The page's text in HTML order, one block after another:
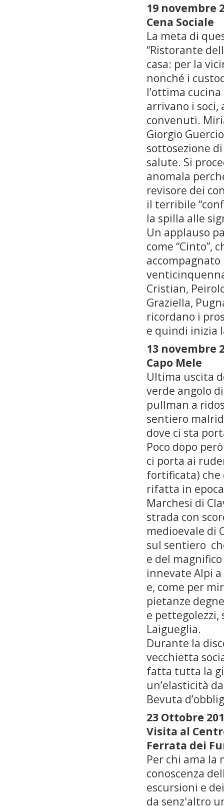
19 novembre
Cena Sociale
La meta di
“Ristorante
casa: per la
nonché i
l’ottima
arrivano i soci,
convenuti.
Giorgio
sottosezione
salute. Si
anomala
revisore dei
il terribile
la spilla alle
Un applauso
come
Cristian,
Graziella,
ricordano i
e quindi inizia
13 novembre
Capo Mele
Ultima uscita
verde angolo
pullman a
sentiero
dove ci sta
Poco dopo
ci porta ai
fortificata) che
rifatta in
Marchesi di
strada con
medioevale di
sul sentiero
e del
innevate Alpi
e, come per
pietanze
e pettegolezzi,
Laigueglia.
Durante la
vecchietta
fatta tutta la
un’elasticità
Bevuta
23 Ottobre
Visita al
Ferrata dei
Per chi ama la
conoscenza
escursioni e
da senz'altro